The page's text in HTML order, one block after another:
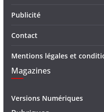
Publicité
Contact
Mentions légales et
Magazines
Versions Numériques